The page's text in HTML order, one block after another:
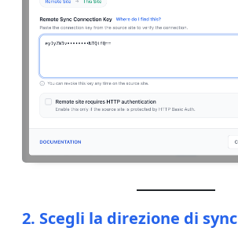
2. Scegli la direzione di sync